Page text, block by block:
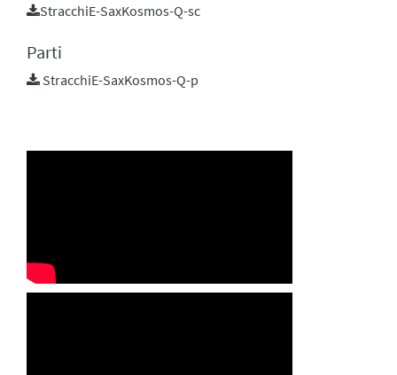
StracchiE-SaxKosmos-Q-sc
Parti
StracchiE-SaxKosmos-Q-p